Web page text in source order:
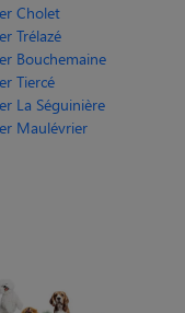
Cholet
Trélazé
Bouchemaine
Tiercé
La Séguinière
Maulévrier